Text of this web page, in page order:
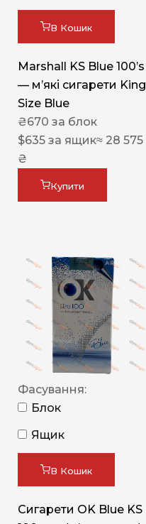
В Кошик
Marshall KS Blue 100’s
— м’які сигарети King
Size Blue
₴670 за блок
$635 за ящик≈ 28 575
₴
Купити
Фасування:
Блок
Ящик
В Кошик
Сигарети OK Blue KS